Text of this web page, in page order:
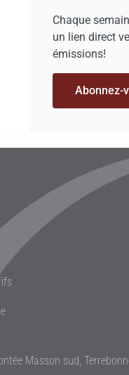
Chaque
un lien direct
émissions!
Abonnez-
Masson sud,